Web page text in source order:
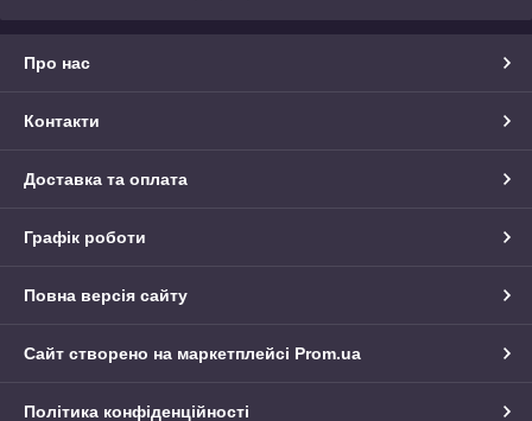
Про нас
Контакти
Доставка та оплата
Графік роботи
Повна версія сайту
Сайт створено на маркетплейсі Prom.ua
Політика конфіденційності